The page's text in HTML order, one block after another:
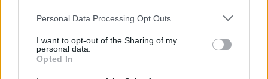
Please note that this website/app uses one or more Google
not limited to your visit or usage behaviour. You may click to
grant or deny consent to Google and its third-party tags to
use your data for below specified purposes in below Google
Personal Data Processing Opt Outs
I want to opt-out of the Sharing of my
personal data.
Opted In